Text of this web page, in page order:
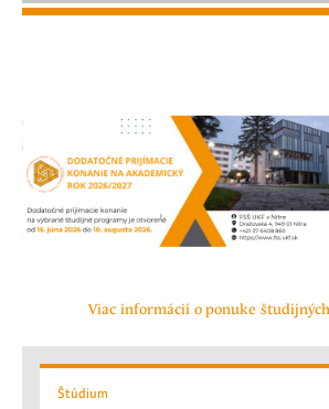
Viac informácií o ponuke
Štúdium